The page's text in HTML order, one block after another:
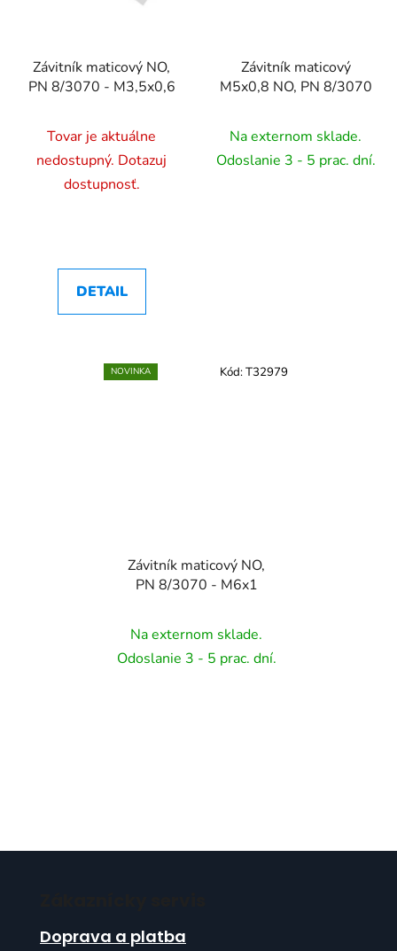
Závitník maticový NO,
PN 8/3070 - M3,5x0,6
Tovar je aktuálne
nedostupný. Dotazuj
dostupnosť.
DETAIL
Závitník maticový
M5x0,8 NO, PN 8/3070
Na externom sklade.
Odoslanie 3 - 5 prac. dní.
NOVINKA
Závitník maticový NO,
PN 8/3070 - M6x1
Na externom sklade.
Odoslanie 3 - 5 prac. dní.
Kód:T32979
Doprava a platba